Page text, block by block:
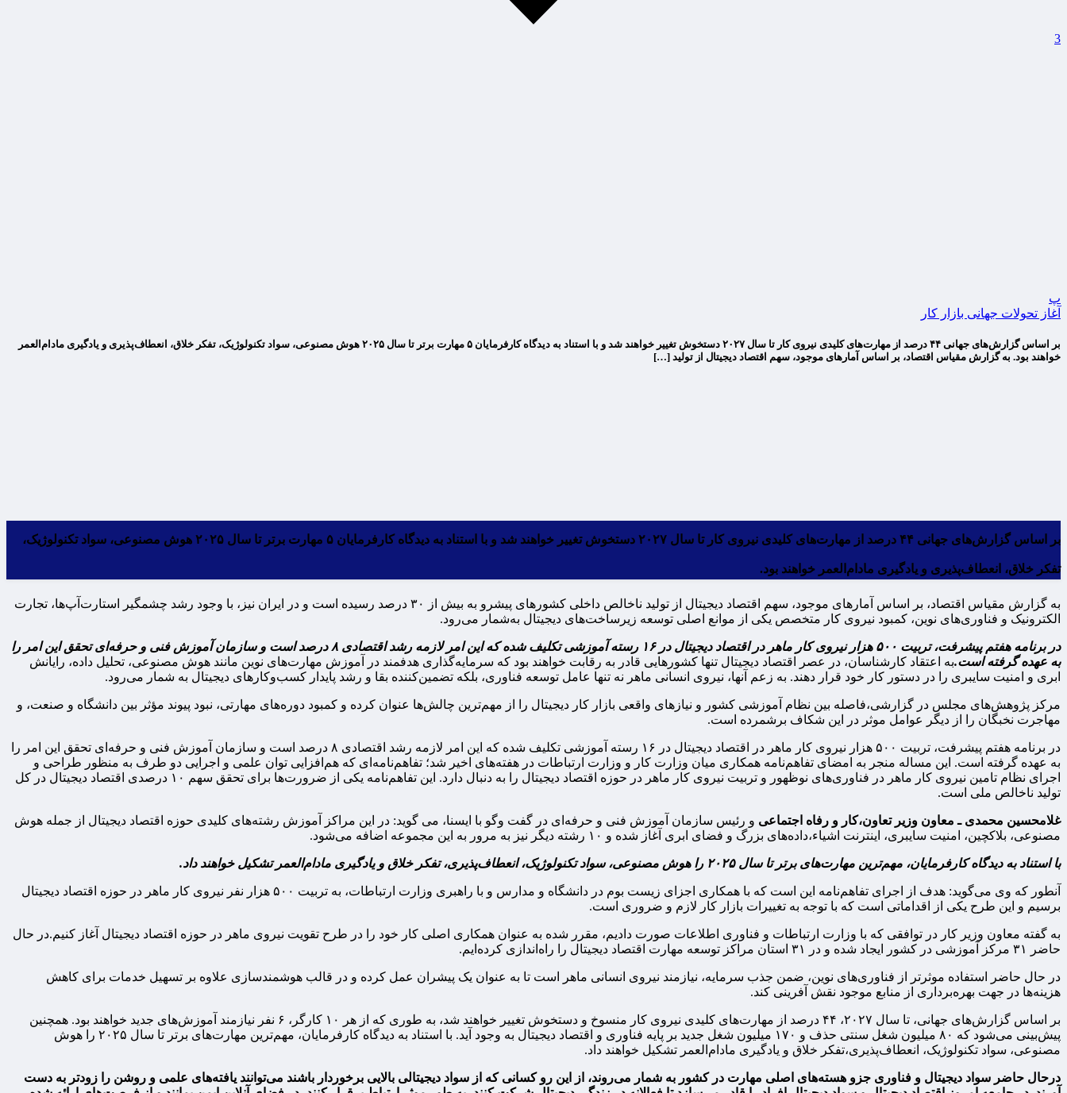
3
پ
آغاز تحولات جهانی بازار کار
بر اساس گزارش‌های جهانی ۴۴ درصد از مهارت‌های کلیدی نیروی کار تا سال ۲۰۲۷ دستخوش تغییر خواهند شد و با استناد به دیدگاه کارفرمایان ۵ مهارت برتر تا سال ۲۰۲۵ هوش مصنوعی، سواد تکنولوژیک، تفکر خلاق، انعطاف‌پذیری و یادگیری مادام‌العمر
خواهند بود. به گزارش مقیاس اقتصاد، بر اساس آمارهای موجود، سهم اقتصاد دیجیتال از تولید […]
بر اساس گزارش‌های جهانی ۴۴ درصد از مهارت‌های کلیدی نیروی کار تا سال ۲۰۲۷ دستخوش تغییر خواهند شد و با استناد به دیدگاه کارفرمایان ۵ مهارت برتر تا سال ۲۰۲۵ هوش مصنوعی، سواد تکنولوژیک،
تفکر خلاق، انعطاف‌پذیری و یادگیری مادام‌العمر خواهند بود.
به گزارش مقیاس اقتصاد، بر اساس آمارهای موجود، سهم اقتصاد دیجیتال از تولید ناخالص داخلی کشورهای پیشرو به بیش از ۳۰ درصد رسیده است و در ایران نیز، با وجود رشد چشمگیر استارت‌آپ‌ها، تجارت
الکترونیک و فناوری‌های نوین، کمبود نیروی کار متخصص یکی از موانع اصلی توسعه زیرساخت‌های دیجیتال به‌شمار می‌رود.
در برنامه هفتم پیشرفت، تربیت ۵۰۰ هزار نیروی کار ماهر در اقتصاد دیجیتال در ۱۶ رسته آموزشی تکلیف شده که این امر لازمه رشد اقتصادی ۸ درصد است و سازمان آموزش فنی و حرفه‌ای تحقق این امر را
به عهده گرفته است.به اعتقاد کارشناسان، در عصر اقتصاد دیجیتال تنها کشورهایی قادر به رقابت خواهند بود که سرمایه‌گذاری هدفمند در آموزش مهارت‌های نوین مانند هوش مصنوعی، تحلیل داده، رایانش
ابری و امنیت سایبری را در دستور کار خود قرار دهند. به زعم آنها، نیروی انسانی ماهر نه تنها عامل توسعه فناوری، بلکه تضمین‌کننده بقا و رشد پایدار کسب‌وکارهای دیجیتال به شمار می‌رود.
مرکز پژوهش‌های مجلس در گزارشی،فاصله بین نظام آموزشی کشور و نیازهای واقعی بازار کار دیجیتال را از مهم‌ترین چالش‌ها عنوان کرده و کمبود دوره‌های مهارتی، نبود پیوند مؤثر بین دانشگاه و صنعت، و
مهاجرت نخبگان را از دیگر عوامل موثر در این شکاف برشمرده است.
در برنامه هفتم پیشرفت، تربیت ۵۰۰ هزار نیروی کار ماهر در اقتصاد دیجیتال در ۱۶ رسته آموزشی تکلیف شده که این امر لازمه رشد اقتصادی ۸ درصد است و سازمان آموزش فنی و حرفه‌ای تحقق این امر را
به عهده گرفته است. این مساله منجر به امضای تفاهم‌نامه همکاری میان وزارت کار و وزارت ارتباطات در هفته‌های اخیر شد؛ تفاهم‌نامه‌ای که هم‌افزایی توان علمی و اجرایی دو طرف به منظور طراحی و
اجرای نظام تامین نیروی کار ماهر در فناوری‌های نوظهور و تربیت نیروی کار ماهر در حوزه اقتصاد دیجیتال را به دنبال دارد. این تفاهم‌نامه یکی از ضرورت‌ها برای تحقق سهم ۱۰ درصدی اقتصاد دیجیتال در کل
تولید ناخالص ملی است.
غلامحسین محمدی ـ معاون وزیر تعاون،کار و رفاه اجتماعی و رئیس سازمان آموزش فنی و حرفه‌ای در گفت وگو با ایسنا، می گوید: در این مراکز آموزش رشته‌های کلیدی حوزه اقتصاد دیجیتال از جمله هوش
مصنوعی، بلاکچین، امنیت سایبری، اینترنت اشیاء،داده‌های بزرگ و فضای ابری آغاز شده و ۱۰ رشته دیگر نیز به مرور به این مجموعه اضافه می‌شود.
با استناد به دیدگاه کارفرمایان، مهم‌ترین مهارت‌های برتر تا سال ۲۰۲۵ را هوش مصنوعی، سواد تکنولوژیک، انعطاف‌پذیری، تفکر خلاق و یادگیری مادام‌العمر تشکیل خواهند داد.
آنطور که وی می‌گوید: هدف از اجرای تفاهم‌نامه این است که با همکاری اجزای زیست بوم در دانشگاه و مدارس و با راهبری وزارت ارتباطات، به تربیت ۵۰۰ هزار نفر نیروی کار ماهر در حوزه اقتصاد دیجیتال
برسیم و این طرح یکی از اقداماتی است که با توجه به تغییرات بازار کار لازم و ضروری است.
به گفته معاون وزیر کار در توافقی که با وزارت ارتباطات و فناوری اطلاعات صورت دادیم، مقرر شده به عنوان همکاری اصلی کار خود را در طرح تقویت نیروی ماهر در حوزه اقتصاد دیجیتال آغاز کنیم.در حال
حاضر ۳۱ مرکز آموزشی در کشور ایجاد شده و در ۳۱ استان مراکز توسعه مهارت اقتصاد دیجیتال را راه‌اندازی کرده‌ایم.
در حال حاضر استفاده موثرتر از فناوری‌های نوین، ضمن جذب سرمایه، نیازمند نیروی انسانی ماهر است تا به عنوان یک پیشران عمل کرده و در قالب هوشمندسازی علاوه بر تسهیل خدمات برای کاهش
هزینه‌ها در جهت بهره‌برداری از منابع موجود نقش‌ آفرینی کند.
بر اساس گزارش‌های جهانی، تا سال ۲۰۲۷، ۴۴ درصد از مهارت‌های کلیدی نیروی کار منسوخ و دستخوش تغییر خواهند شد، به طوری که از هر ۱۰ کارگر، ۶ نفر نیازمند آموزش‌های جدید خواهند بود. همچنین
پیش‌بینی می‌شود که ۸۰ میلیون شغل سنتی حذف و ۱۷۰ میلیون شغل جدید بر پایه فناوری و اقتصاد دیجیتال به وجود آید. با استناد به دیدگاه کارفرمایان، مهم‌ترین مهارت‌های برتر تا سال ۲۰۲۵ را هوش
مصنوعی، سواد تکنولوژیک، انعطاف‌پذیری،تفکر خلاق و یادگیری مادام‌العمر تشکیل خواهند داد.
درحال حاضر سواد دیجیتال و فناوری جزو هسته‌های اصلی مهارت در کشور به شمار می‌روند، از این رو کسانی که از سواد دیجیتالی بالایی برخوردار باشند می‌توانند یافته‌های علمی و روشن را زودتر به دست